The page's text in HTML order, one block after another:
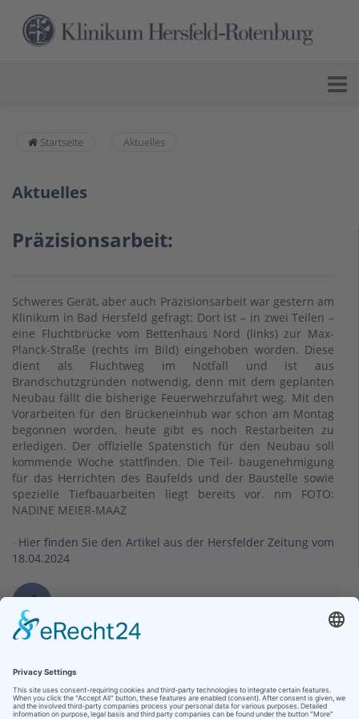
Startseite Aktuelles
Aktuelles
Präzisionsarbeit:
Schweres Gerät, aber auch Präzisionsarbeit war gestern am
Klinikum in Bad Hersfeld gefragt: Dort ist – in zwei Teilen –
eine Fluchtbrücke vom Bettenhaus Nord (links) zur Max-
Planck-Straße (rechts im Bild) eingehoben worden. Diese
dient als Fluchtweg im Notfall und ist aus
Brandschutzgründen notwendig, denn mit dem geplanten
Neubau fällt die bisherige Feuerwehrzufahrt weg. Mit den
Vorarbeiten für den Brückeneinhub war schon am Montag
begonnen worden, heute gibt es noch Restarbeiten zu
erledigen. Der offizielle Spatenstich für den Neubau soll
kommende Woche stattfinden. Die Teil- baugenehmigung
für das Herrichten des Baufelds und der Baustelle sowie
spezielle Tiefbauarbeiten liegt bereits vor. nm FOTO:
NADINE MEIER-MAAZ
Hier finden Sie den Artikel aus der Hersfelder Zeitung vom
18.04.2024
Kontakt
Klinikum Bad Hersfeld GmbH
Seilerweg 29